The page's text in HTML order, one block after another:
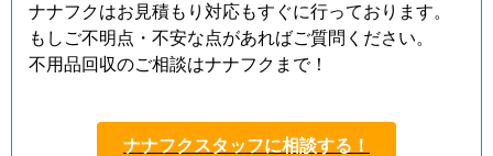
ナナフクはお見積もり対応もすぐに行っております。
もしご不明点・不安な点があればご質問ください。
不用品回収のご相談はナナフクまで！
ナナフクスタッフに相談する！